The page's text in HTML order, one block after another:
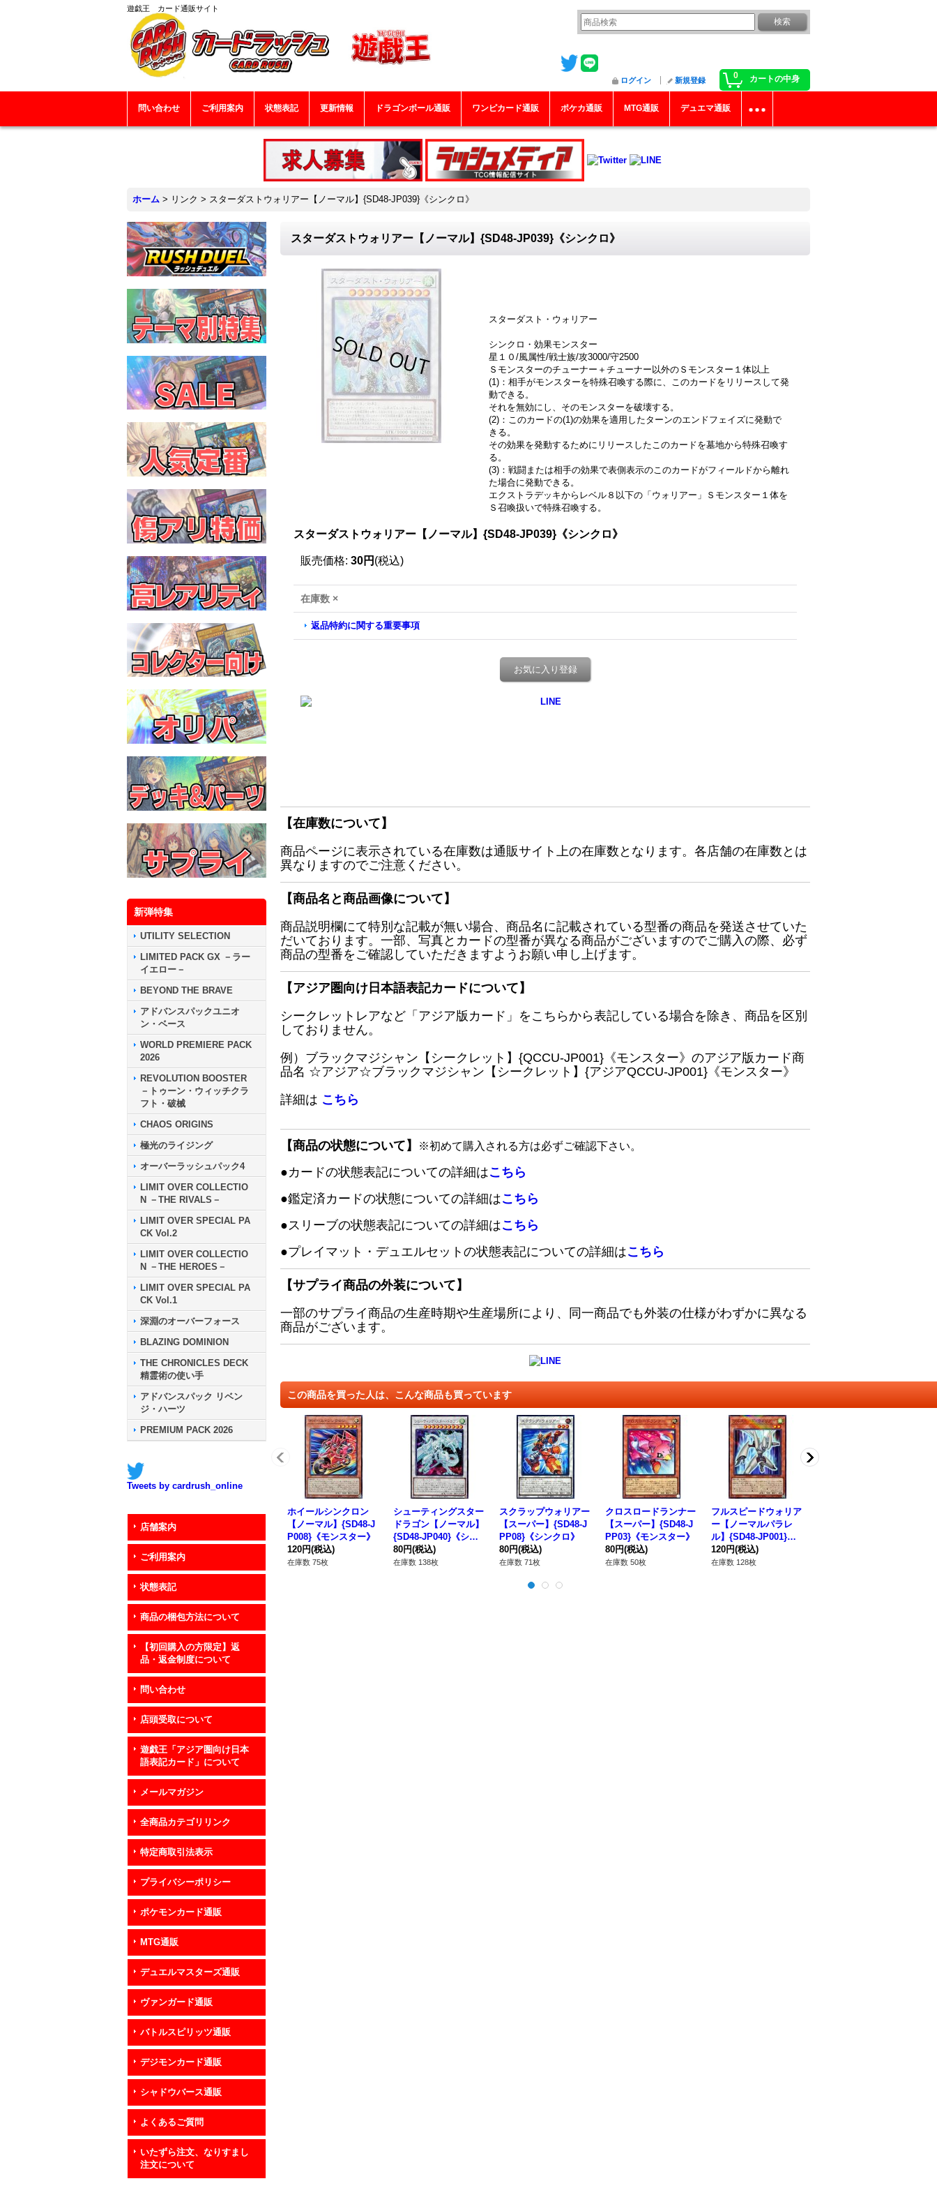
遊戯王 カード通販サイト
0 カートの中身
ログイン 新規登録
問い合わせ ご利用案内 状態表記 更新情報 ドラゴンボール通販 ワンピカード通販 ポケカ通販 MTG通販 デュエマ通販
ホーム > リンク > スターダストウォリアー【ノーマル】{SD48-JP039}《シンクロ》
新弾特集
UTILITY SELECTION
LIMITED PACK GX －ラー
イエロー－
BEYOND THE BRAVE
アドバンスパックユニオ
ン・ベース
WORLD PREMIERE PACK
2026
REVOLUTION BOOSTER
－トゥーン・ウィッチクラ
フト・破械
CHAOS ORIGINS
極光のライジング
オーバーラッシュパック4
LIMIT OVER COLLECTIO
N －THE RIVALS－
LIMIT OVER SPECIAL PA
CK Vol.2
LIMIT OVER COLLECTIO
N －THE HEROES－
LIMIT OVER SPECIAL PA
CK Vol.1
深淵のオーバーフォース
BLAZING DOMINION
THE CHRONICLES DECK
精霊術の使い手
アドバンスパック リベン
ジ・ハーツ
PREMIUM PACK 2026
Tweets by cardrush_online
店舗案内
ご利用案内
状態表記
商品の梱包方法について
【初回購入の方限定】返
品・返金制度について
問い合わせ
店頭受取について
遊戯王「アジア圏向け日本
語表記カード」について
メールマガジン
全商品カテゴリリンク
特定商取引法表示
プライバシーポリシー
ポケモンカード通販
MTG通販
デュエルマスターズ通販
ヴァンガード通販
バトルスピリッツ通販
デジモンカード通販
シャドウバース通販
よくあるご質問
いたずら注文、なりすまし
注文について
スターダストウォリアー【ノーマル】{SD48-JP039}《シンクロ》
スターダスト・ウォリアー
シンクロ・効果モンスター
星１０/風属性/戦士族/攻3000/守2500
Ｓモンスターのチューナー＋チューナー以外のＳモンスター１体以上
(1)：相手がモンスターを特殊召喚する際に、このカードをリリースして発
動できる。
それを無効にし、そのモンスターを破壊する。
(2)：このカードの(1)の効果を適用したターンのエンドフェイズに発動で
きる。
その効果を発動するためにリリースしたこのカードを墓地から特殊召喚す
る。
(3)：戦闘または相手の効果で表側表示のこのカードがフィールドから離れ
た場合に発動できる。
エクストラデッキからレベル８以下の「ウォリアー」Ｓモンスター１体を
Ｓ召喚扱いで特殊召喚する。
スターダストウォリアー【ノーマル】{SD48-JP039}《シンクロ》
販売価格: 30円 (税込)
在庫数 ×
返品特約に関する重要事項
お気に入り登録
【在庫数について】
商品ページに表示されている在庫数は通販サイト上の在庫数となります。各店舗の在庫数とは
異なりますのでご注意ください。
【商品名と商品画像について】
商品説明欄にて特別な記載が無い場合、商品名に記載されている型番の商品を発送させていた
だいております。一部、写真とカードの型番が異なる商品がございますのでご購入の際、必ず
商品の型番をご確認していただきますようお願い申し上げます。
【アジア圏向け日本語表記カードについて】
シークレットレアなど「アジア版カード」をこちらから表記している場合を除き、商品を区別
しておりません。
例）ブラックマジシャン【シークレット】{QCCU-JP001}《モンスター》のアジア版カード商
品名 ☆アジア☆ブラックマジシャン【シークレット】{アジアQCCU-JP001}《モンスター》
詳細は こちら
【商品の状態について】 ※初めて購入される方は必ずご確認下さい。
●カードの状態表記についての詳細はこちら
●鑑定済カードの状態についての詳細はこちら
●スリーブの状態表記についての詳細はこちら
●プレイマット・デュエルセットの状態表記についての詳細はこちら
【サプライ商品の外装について】
一部のサプライ商品の生産時期や生産場所により、同一商品でも外装の仕様がわずかに異なる
商品がございます。
この商品を買った人は、こんな商品も買っています
ホイールシンクロン
【ノーマル】{SD48-J
P008}《モンスター》
120円(税込)
在庫数 75枚
シューティングスター
ドラゴン【ノーマル】
{SD48-JP040}《シン
クロ》
80円(税込)
在庫数 138枚
スクラップウォリアー
【スーパー】{SD48-J
PP08}《シンクロ》
80円(税込)
在庫数 71枚
クロスロードランナー
【スーパー】{SD48-J
PP03}《モンスター》
80円(税込)
在庫数 50枚
フルスピードウォリア
ー【ノーマルパラレ
ル】{SD48-JP001}
《モンスター》
120円(税込)
在庫数 128枚